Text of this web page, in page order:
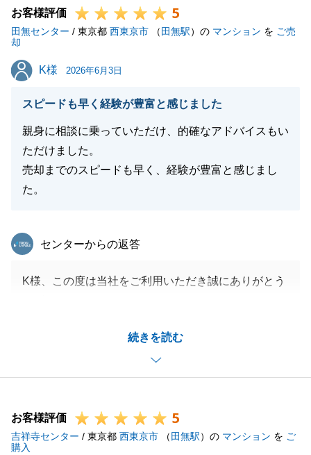
ございました。
お客様評価 5
田無センター / 東京都 西東京市 （ 田無駅）の マンション を ご売
却
K様
K様 2026年6月3日
スピードも早く経験が豊富と感じました
親身に相談に乗っていただけ、的確なアドバイスもい
ただけました。
売却までのスピードも早く、経験が豊富と感じまし
た。
続きを読む
東急リバブル
センターからの返答
K様、この度は当社をご利用いただき誠にありがとう
出来ました。誠にありがとうございました。
何か、ご相談事があれば御気軽にご連絡いただければ
と存じます。改めて誠にありがとうございました。
閉じる
お客様評価 5
吉祥寺センター / 東京都 西東京市 （ 田無駅）の マンション を ご
購入